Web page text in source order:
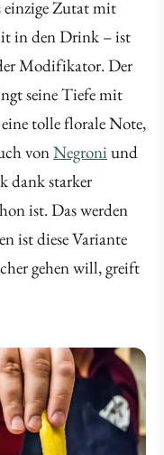
Zutat mit
in den Drink – ist
Modifikator. Der
seine Tiefe mit
tolle florale Note,
vonNegroni und
dank starker
ist. Das werden
ist diese Variante
gehen will, greift